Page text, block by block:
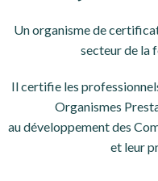
Un organisme de
secteur de la
Il certifie les
Organismes
au développement des
et leur